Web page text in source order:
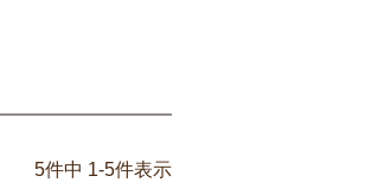
5件中 1-5件表示